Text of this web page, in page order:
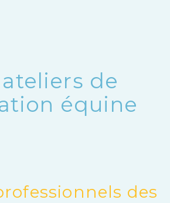
ateliers de
équine
des